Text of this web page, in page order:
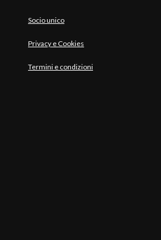
Socio unico
Privacy e Cookies
Termini e condizioni